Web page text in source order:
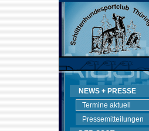
NEWS + PRESSE
Termine aktuell
Pressemitteilungen